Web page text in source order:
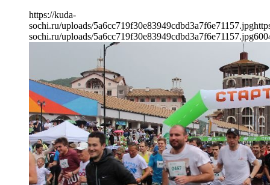
https://kuda-
sochi.ru/uploads/5a6cc719f30e83949cdbd3a7f6e71157.jpg
sochi.ru/uploads/5a6cc719f30e83949cdbd3a7f6e71157.jpg600